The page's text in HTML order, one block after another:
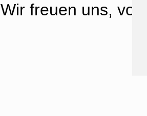
Wir freuen uns,